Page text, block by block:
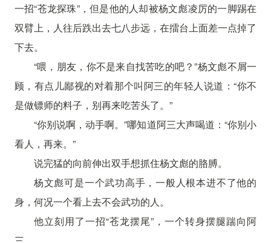
一招“苍龙探珠”，但是他的人却被杨文彪凌厉的一脚踢在
双臂上，人往后跌出去七八步远，在擂台上面差一点掉了
下去。
“喂，朋友，你不是来自找苦吃的吧？”杨文彪不屑一
顾，有点儿鄙视的对着那个叫阿三的年轻人说道：“你不
是做镖师的料子，别再来吃苦头了。”
“你别说啊，动手啊。”哪知道阿三大声喝道：“你别小
看人，再来。”
说完猛的向前伸出双手想抓住杨文彪的胳膊。
杨文彪可是一个武功高手，一般人根本进不了他的
身，何况一个看上去不会武功的人。
他立刻用了一招“苍龙摆尾”，一个转身摆腿踹向阿
三。